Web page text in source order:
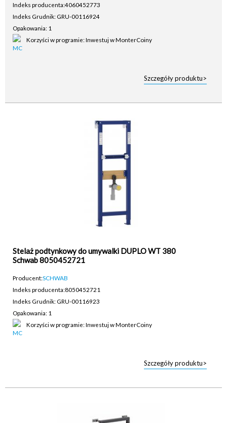
Indeks producenta:4060452773
Indeks Grudnik: GRU-00116924
Opakowania: 1
Korzyści w programie: Inwestuj w MonterCoiny
Szczegóły produktu>
Stelaż podtynkowy do umywalki DUPLO WT 380
Schwab 8050452721
Producent:SCHWAB
Indeks producenta:8050452721
Indeks Grudnik: GRU-00116923
Opakowania: 1
Korzyści w programie: Inwestuj w MonterCoiny
Szczegóły produktu>